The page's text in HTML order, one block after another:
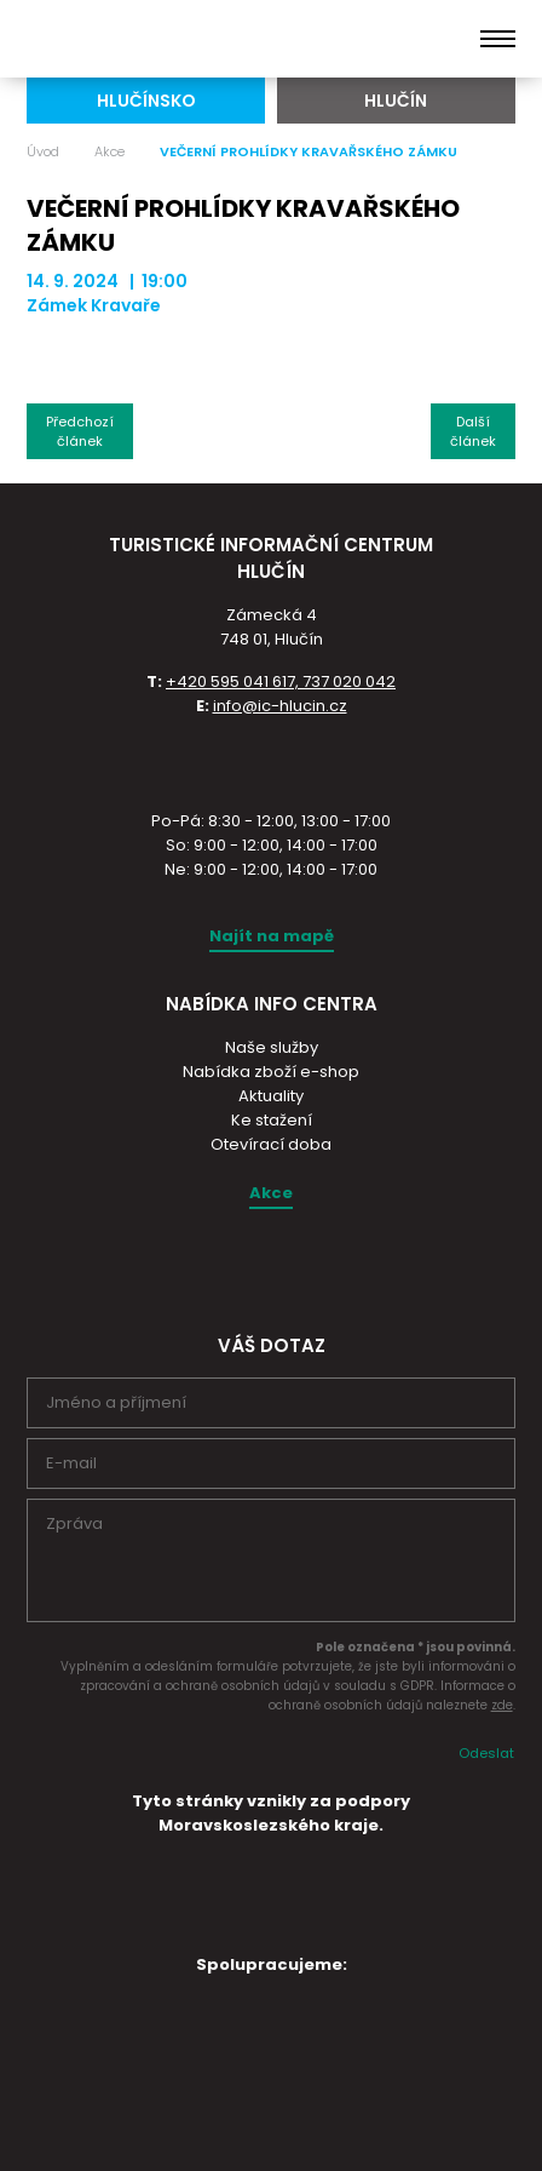
HLUČÍNSKO HLUČÍN
Úvod Akce VEČERNÍ PROHLÍDKY KRAVAŘSKÉHO ZÁMKU
VEČERNÍ PROHLÍDKY KRAVAŘSKÉHO
ZÁMKU
14. 9. 2024 | 19:00
Zámek Kravaře
Další
článek
Předchozí
článek
TURISTICKÉ INFORMAČNÍ CENTRUM
HLUČÍN
Zámecká 4
748 01, Hlučín
T: +420 595 041 617, 737 020 042
E:info@ic-hlucin.cz
Po-Pá: 8:30 - 12:00, 13:00 - 17:00
So: 9:00 - 12:00, 14:00 - 17:00
Ne: 9:00 - 12:00, 14:00 - 17:00
Najít na mapě
NABÍDKA INFO CENTRA
Naše služby
Nabídka zboží e-shop
Aktuality
Ke stažení
Otevírací doba
Akce
VÁŠ DOTAZ
Pole označena * jsou povinná.
Vyplněním a odesláním formuláře potvrzujete, že jste byli informováni o
zpracování a ochraně osobních údajů v souladu s GDPR. Informace o
ochraně osobních údajů naleznete zde.
Odeslat
Tyto stránky vznikly za podpory
Moravskoslezského kraje.
Spolupracujeme: